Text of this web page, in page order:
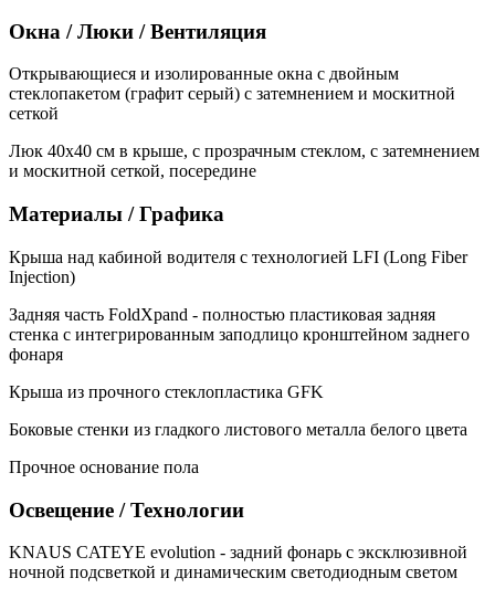
Окна / Люки / Вентиляция
Открывающиеся и изолированные окна с двойным
стеклопакетом (графит серый) с затемнением и москитной
сеткой
Люк 40х40 см в крыше, с прозрачным стеклом, с затемнением
и москитной сеткой, посередине
Материалы / Графика
Крыша над кабиной водителя с технологией LFI (Long Fiber
Injection)
Задняя часть FoldXpand - полностью пластиковая задняя
стенка с интегрированным заподлицо кронштейном заднего
фонаря
Крыша из прочного стеклопластика GFK
Боковые стенки из гладкого листового металла белого цвета
Прочное основание пола
Освещение / Технологии
KNAUS CATEYE evolution - задний фонарь с эксклюзивной
ночной подсветкой и динамическим светодиодным светом